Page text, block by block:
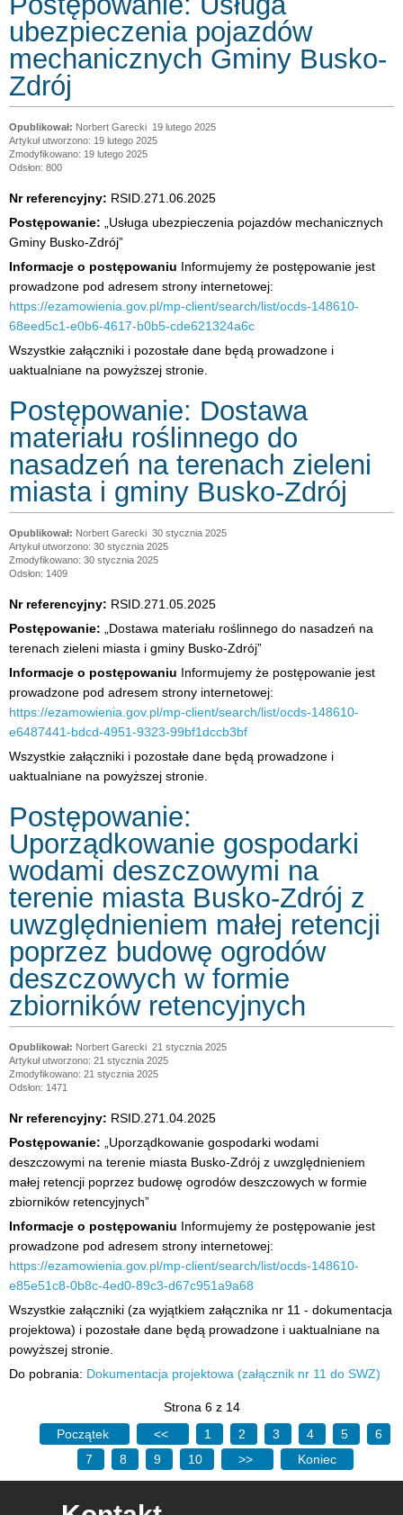
ubezpieczenia pojazdów
mechanicznych Gminy Busko-
Zdrój
Norbert Garecki 19 lutego 2025
Artykuł utworzono: 19 lutego 2025
Zmodyfikowano: 19 lutego 2025
Odsłon: 800
Nr referencyjny: RSID.271.06.2025
Postępowanie: „Usługa ubezpieczenia pojazdów mechanicznych
Gminy Busko-Zdrój”
Informacje o postępowaniu Informujemy że postępowanie jest
prowadzone pod adresem strony internetowej:
https://ezamowienia.gov.pl/mp-client/search/list/ocds-148610-
68eed5c1-e0b6-4617-b0b5-cde621324a6c
Wszystkie załączniki i pozostałe dane będą prowadzone i
uaktualniane na powyższej stronie.
Postępowanie: Dostawa
materiału roślinnego do
nasadzeń na terenach zieleni
miasta i gminy Busko-Zdrój
Norbert Garecki 30 stycznia 2025
Artykuł utworzono: 30 stycznia 2025
Zmodyfikowano: 30 stycznia 2025
Odsłon: 1409
Nr referencyjny: RSID.271.05.2025
Postępowanie: „Dostawa materiału roślinnego do nasadzeń na
terenach zieleni miasta i gminy Busko-Zdrój”
Informacje o postępowaniu Informujemy że postępowanie jest
prowadzone pod adresem strony internetowej:
https://ezamowienia.gov.pl/mp-client/search/list/ocds-148610-
e6487441-bdcd-4951-9323-99bf1dccb3bf
Wszystkie załączniki i pozostałe dane będą prowadzone i
uaktualniane na powyższej stronie.
Postępowanie:
Uporządkowanie gospodarki
wodami deszczowymi na
terenie miasta Busko-Zdrój z
uwzględnieniem małej retencji
poprzez budowę ogrodów
deszczowych w formie
zbiorników retencyjnych
Norbert Garecki 21 stycznia 2025
Artykuł utworzono: 21 stycznia 2025
Zmodyfikowano: 21 stycznia 2025
Odsłon: 1471
Nr referencyjny: RSID.271.04.2025
Postępowanie: „Uporządkowanie gospodarki wodami
deszczowymi na terenie miasta Busko-Zdrój z uwzględnieniem
małej retencji poprzez budowę ogrodów deszczowych w formie
zbiorników retencyjnych”
Informacje o postępowaniu Informujemy że postępowanie jest
prowadzone pod adresem strony internetowej:
https://ezamowienia.gov.pl/mp-client/search/list/ocds-148610-
e85e51c8-0b8c-4ed0-89c3-d67c951a9a68
Wszystkie załączniki (za wyjątkiem załącznika nr 11 - dokumentacja
projektowa) i pozostałe dane będą prowadzone i uaktualniane na
powyższej stronie.
Do pobrania: Dokumentacja projektowa (załącznik nr 11 do SWZ)
Strona 6 z 14
Początek
<< 1 2 3 4 5
6
7
8 9 10 >> Koniec